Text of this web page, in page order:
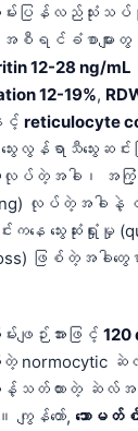
ပြန်လည်သုံးသ
အစီရင်ခံစာများ
12-28 ng/
12-19%,
င့် reticulocyte
လွန်ရာသီသွေးဆင်းခြ
လုပ်တဲ့အခါ၊ အကြံ့
လုပ်တဲ့အခ
ကနေ သွေးဆုံးရှုံးမှု
ဖြစ်တဲ့အခါတွေ
ျဉ်းအားဖြင့် 120
းတဲ့
ကန့်သတ်ထားတဲ့ ဆဲ
ကျွန်တော်, သောမတ်